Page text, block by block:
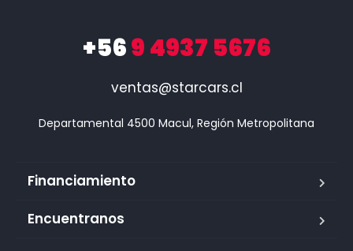
+569 4937 5676
ventas@starcars.cl
Financiamiento
Encuentranos